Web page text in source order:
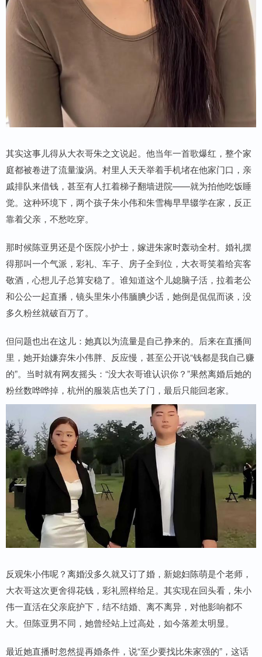
其实这事儿得从大衣哥朱之文说起。他当年一首歌爆红，整个家
庭都被卷进了流量漩涡。村里人天天举着手机堵在他家门口，亲
戚排队来借钱，甚至有人扛着梯子翻墙进院——就为拍他吃饭睡
觉。这种环境下，两个孩子朱小伟和朱雪梅早早辍学在家，反正
靠着父亲，不愁吃穿。
那时候陈亚男还是个医院小护士，嫁进朱家时轰动全村。婚礼摆
得那叫一个气派，彩礼、车子、房子全到位，大衣哥笑着给宾客
敬酒，心想儿子总算安稳了。谁知道这个儿媳脑子活，拉着老公
和公公一起直播，镜头里朱小伟腼腆少话，她倒是侃侃而谈，没
多久粉丝就破百万了。
但问题也出在这儿：她真以为流量是自己挣来的。后来在直播间
里，她开始嫌弃朱小伟胖、反应慢，甚至公开说“钱都是我自己赚
的”。当时就有网友摇头：“没大衣哥谁认识你？”果然离婚后她的
粉丝数哗哗掉，杭州的服装店也关了门，最后只能回老家。
反观朱小伟呢？离婚没多久就又订了婚，新媳妇陈萌是个老师，
大衣哥这次更舍得花钱，彩礼照样给足。其实现在回头看，朱小
伟一直活在父亲庇护下，结不结婚、离不离异，对他影响都不
大。但陈亚男不同，她曾经站上过高处，如今落差太明显。
最近她直播时忽然提再婚条件，说“至少要找比朱家强的”，这话